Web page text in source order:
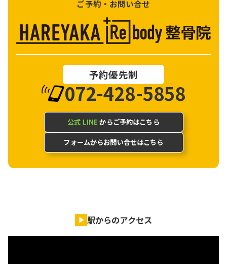
ご予約・お問い合せ
予約優先制
072-428-5858
公式 LINE からご予約はこちら
フォームからお問い合せはこちら
駅からのアクセス